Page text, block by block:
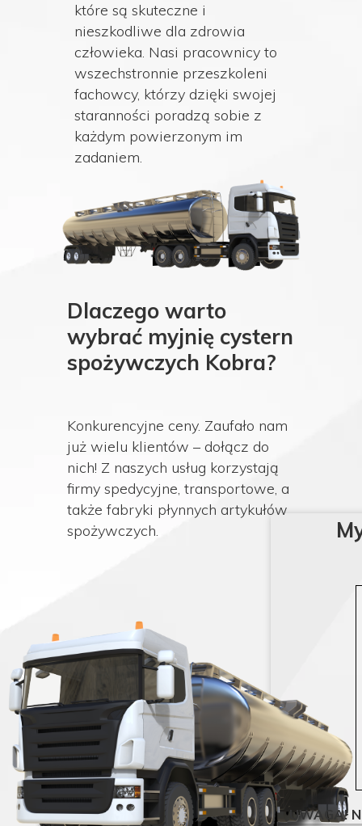
UWAGA!
Konkurencyjne ceny. Zaufało nam
już wielu klientów – dołącz do
nich! Z naszych usług korzystają
firmy spedycyjne, transportowe, a
także fabryki płynnych artykułów
spożywczych.
Dlaczego warto
wybrać myjnię cystern
spożywczych Kobra?
które są skuteczne i
nieszkodliwe dla zdrowia
człowieka. Nasi pracownicy to
wszechstronnie przeszkoleni
fachowcy, którzy dzięki swojej
staranności poradzą sobie z
każdym powierzonym im
zadaniem.